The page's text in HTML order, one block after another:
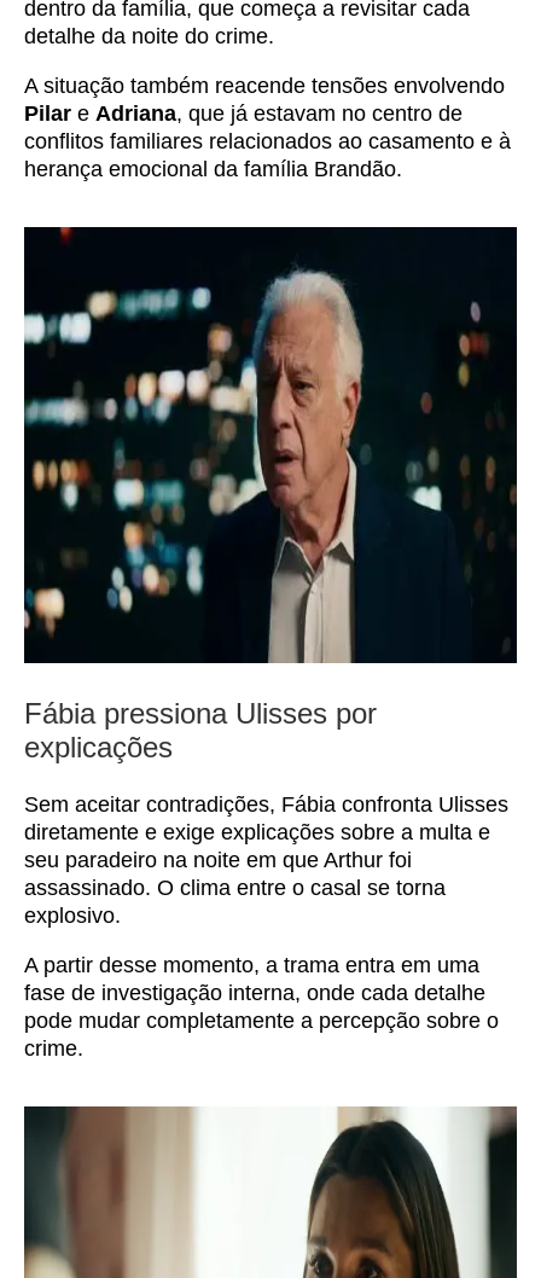
dentro da família, que começa a revisitar cada
detalhe da noite do crime.
A situação também reacende tensões envolvendo
Pilar e Adriana, que já estavam no centro de
conflitos familiares relacionados ao casamento e à
herança emocional da família Brandão.
Fábia pressiona Ulisses por
explicações
Sem aceitar contradições, Fábia confronta Ulisses
diretamente e exige explicações sobre a multa e
seu paradeiro na noite em que Arthur foi
assassinado. O clima entre o casal se torna
explosivo.
A partir desse momento, a trama entra em uma
fase de investigação interna, onde cada detalhe
pode mudar completamente a percepção sobre o
crime.